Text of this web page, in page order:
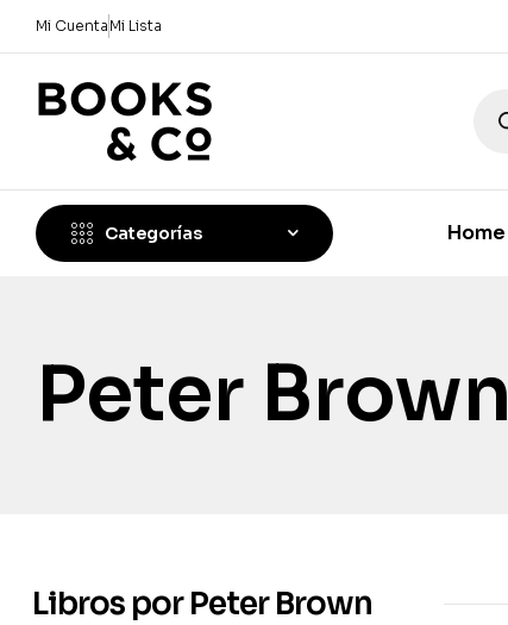
Mi Cuenta Mi Lista
Categorías Home
Peter Brown
Libros por Peter Brown